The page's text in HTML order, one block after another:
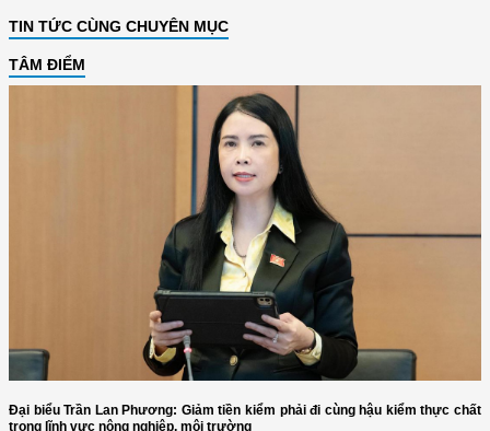
TIN TỨC CÙNG CHUYÊN MỤC
TÂM ĐIỂM
Đại biểu Trần Lan Phương: Giảm tiền kiểm phải đi cùng hậu kiểm thực chất
trong lĩnh vực nông nghiệp, môi trường